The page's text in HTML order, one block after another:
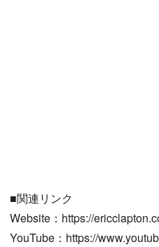
■関連リンク
Website：https://
YouTube：https://